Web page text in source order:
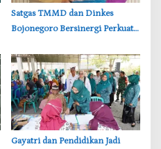
‎Satgas TMMD dan Dinkes
Bojonegoro Bersinergi Perkuat
‎Gayatri dan Pendidikan Jadi